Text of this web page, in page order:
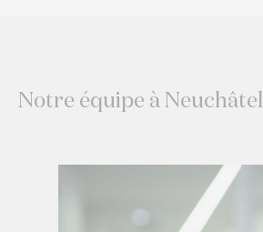
Notre équipe à Neuchâtel